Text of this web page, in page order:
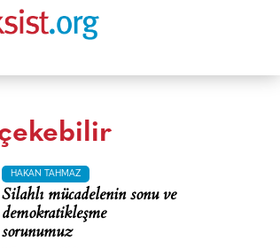
HAKAN TAHMAZ
Silahlı mücadelenin sonu ve
demokratikleşme
sorunumuz